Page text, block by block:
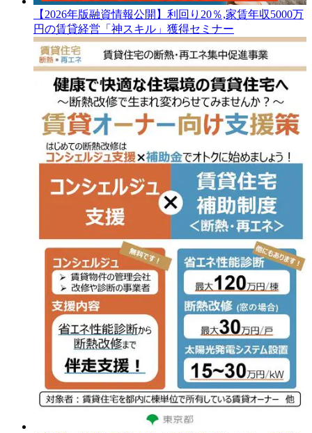
【2026年版融資情報公開】利回り20％,家賃年収5000万
円の賃貸経営「神スキル」獲得セミナー